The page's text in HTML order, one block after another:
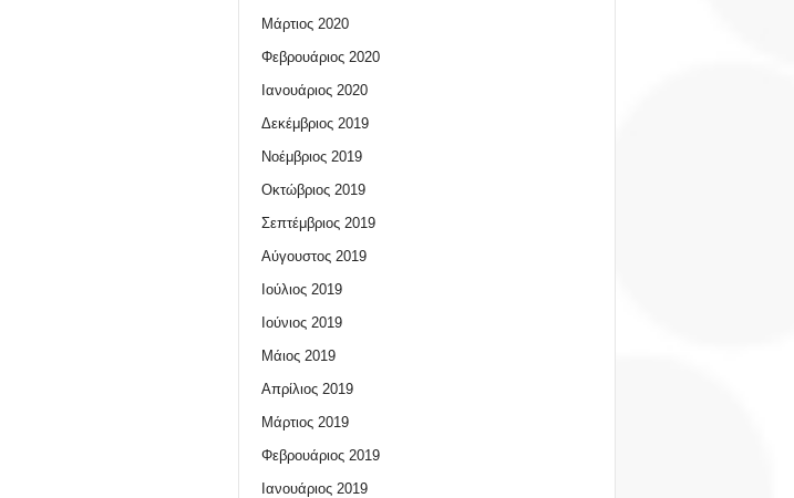
Μάρτιος 2020
Φεβρουάριος 2020
Ιανουάριος 2020
Δεκέμβριος 2019
Νοέμβριος 2019
Οκτώβριος 2019
Σεπτέμβριος 2019
Αύγουστος 2019
Ιούλιος 2019
Ιούνιος 2019
Μάιος 2019
Απρίλιος 2019
Μάρτιος 2019
Φεβρουάριος 2019
Ιανουάριος 2019